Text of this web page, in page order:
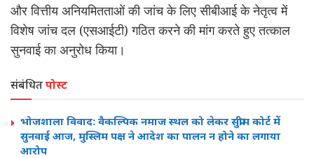
और वित्तीय अनियमितताओं की जांच के लिए सीबीआई के नेतृत्व में
विशेष जांच दल (एसआईटी) गठित करने की मांग करते हुए तत्काल
सुनवाई का अनुरोध किया।
संबंधितपोस्ट
भोजशाला विवाद: वैकल्पिक नमाज स्थल को लेकर सुप्रीम कोर्ट में
सुनवाई आज, मुस्लिम पक्ष ने आदेश का पालन न होने का लगाया
आरोप